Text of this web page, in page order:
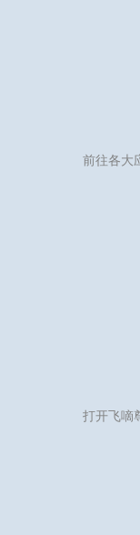
前往各大
打开飞嘀